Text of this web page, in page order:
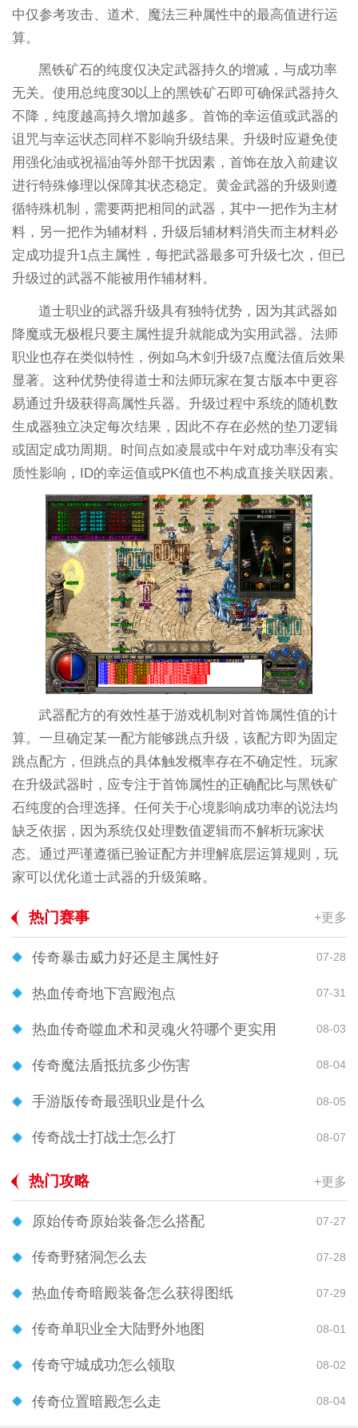
中仅参考攻击、道术、魔法三种属性中的最高值进行运
算。
黑铁矿石的纯度仅决定武器持久的增减，与成功率
无关。使用总纯度30以上的黑铁矿石即可确保武器持久
不降，纯度越高持久增加越多。首饰的幸运值或武器的
诅咒与幸运状态同样不影响升级结果。升级时应避免使
用强化油或祝福油等外部干扰因素，首饰在放入前建议
进行特殊修理以保障其状态稳定。黄金武器的升级则遵
循特殊机制，需要两把相同的武器，其中一把作为主材
料，另一把作为辅材料，升级后辅材料消失而主材料必
定成功提升1点主属性，每把武器最多可升级七次，但已
升级过的武器不能被用作辅材料。
道士职业的武器升级具有独特优势，因为其武器如
降魔或无极棍只要主属性提升就能成为实用武器。法师
职业也存在类似特性，例如乌木剑升级7点魔法值后效果
显著。这种优势使得道士和法师玩家在复古版本中更容
易通过升级获得高属性兵器。升级过程中系统的随机数
生成器独立决定每次结果，因此不存在必然的垫刀逻辑
或固定成功周期。时间点如凌晨或中午对成功率没有实
质性影响，ID的幸运值或PK值也不构成直接关联因素。
武器配方的有效性基于游戏机制对首饰属性值的计
算。一旦确定某一配方能够跳点升级，该配方即为固定
跳点配方，但跳点的具体触发概率存在不确定性。玩家
在升级武器时，应专注于首饰属性的正确配比与黑铁矿
石纯度的合理选择。任何关于心境影响成功率的说法均
缺乏依据，因为系统仅处理数值逻辑而不解析玩家状
态。通过严谨遵循已验证配方并理解底层运算规则，玩
家可以优化道士武器的升级策略。
热门赛事 +更多
传奇暴击威力好还是主属性好 07-28
热血传奇地下宫殿泡点 07-31
热血传奇噬血术和灵魂火符哪个更实用 08-03
传奇魔法盾抵抗多少伤害 08-04
手游版传奇最强职业是什么 08-05
传奇战士打战士怎么打 08-07
热门攻略 +更多
原始传奇原始装备怎么搭配 07-27
传奇野猪洞怎么去 07-28
热血传奇暗殿装备怎么获得图纸 07-29
传奇单职业全大陆野外地图 08-01
传奇守城成功怎么领取 08-02
传奇位置暗殿怎么走 08-04